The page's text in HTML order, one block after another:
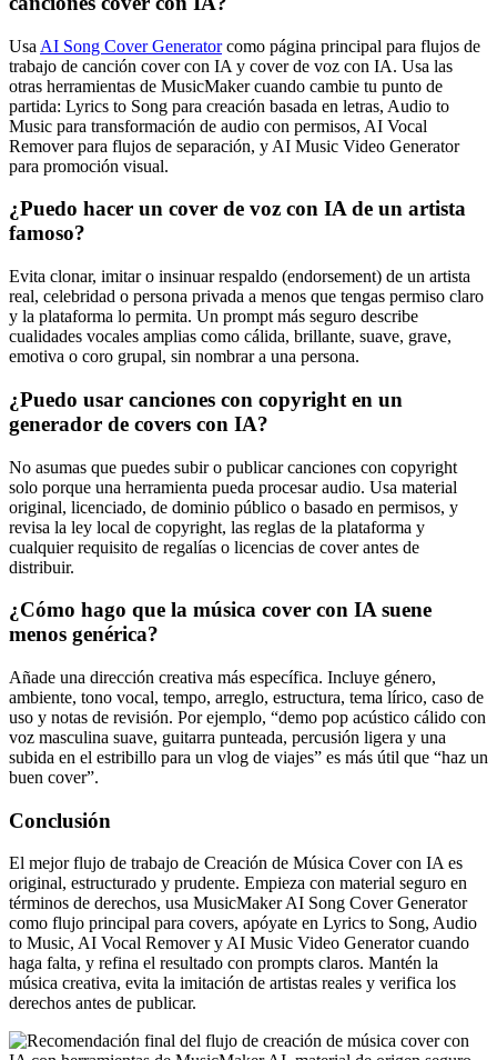
Usa AI Song Cover Generatorcomo página principal para flujos de
trabajo de canción cover con IA y cover de voz con IA. Usa las
otras herramientas de MusicMaker cuando cambie tu punto de
partida: Lyrics to Song para creación basada en letras, Audio to
Music para transformación de audio con permisos, AI Vocal
Remover para flujos de separación, y AI Music Video Generator
para promoción visual.
¿Puedo hacer un cover de voz con IA de un artista
famoso?
Evita clonar, imitar o insinuar respaldo (endorsement) de un artista
real, celebridad o persona privada a menos que tengas permiso claro
y la plataforma lo permita. Un prompt más seguro describe
cualidades vocales amplias como cálida, brillante, suave, grave,
emotiva o coro grupal, sin nombrar a una persona.
¿Puedo usar canciones con copyright en un
generador de covers con IA?
No asumas que puedes subir o publicar canciones con copyright
solo porque una herramienta pueda procesar audio. Usa material
original, licenciado, de dominio público o basado en permisos, y
revisa la ley local de copyright, las reglas de la plataforma y
cualquier requisito de regalías o licencias de cover antes de
distribuir.
¿Cómo hago que la música cover con IA suene
menos genérica?
Añade una dirección creativa más específica. Incluye género,
ambiente, tono vocal, tempo, arreglo, estructura, tema lírico, caso de
uso y notas de revisión. Por ejemplo, “demo pop acústico cálido con
voz masculina suave, guitarra punteada, percusión ligera y una
subida en el estribillo para un vlog de viajes” es más útil que “haz un
buen cover”.
Conclusión
El mejor flujo de trabajo de Creación de Música Cover con IA es
original, estructurado y prudente. Empieza con material seguro en
términos de derechos, usa MusicMaker AI Song Cover Generator
como flujo principal para covers, apóyate en Lyrics to Song, Audio
to Music, AI Vocal Remover y AI Music Video Generator cuando
haga falta, y refina el resultado con prompts claros. Mantén la
música creativa, evita la imitación de artistas reales y verifica los
derechos antes de publicar.